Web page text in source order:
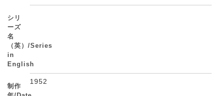
シリ
ーズ
名
（英）/Series
in
English
制作
1952